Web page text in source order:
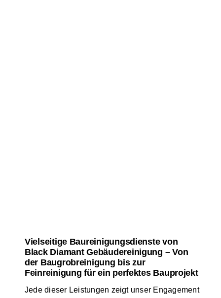
Vielseitige Baureinigungsdienste von
Black Diamant Gebäudereinigung – Von
der Baugrobreinigung bis zur
Feinreinigung für ein perfektes Bauprojekt
Jede dieser Leistungen zeigt unser Engagement